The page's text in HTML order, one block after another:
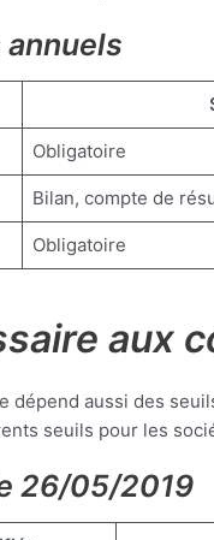
Obligatoire
Bilan, compte de
Obligatoire
aux
aussi des
seuils pour les
26/05/2019